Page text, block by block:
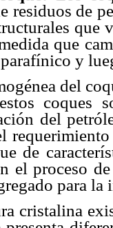
residuos de
que
y
del
coques
del
de
el proceso
para la
cristalina